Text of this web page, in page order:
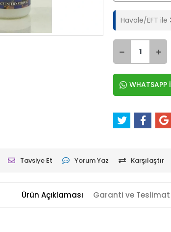
Havale/EFT ile
WHATSAPP
Tavsiye Et Yorum Yaz Karşılaştır
Ürün Açıklaması Garanti ve Teslimat